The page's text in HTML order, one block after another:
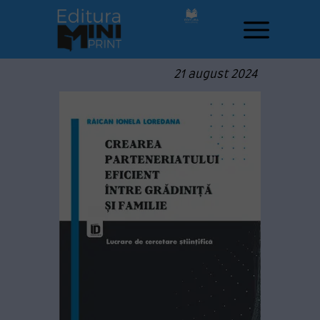
21 august 2024